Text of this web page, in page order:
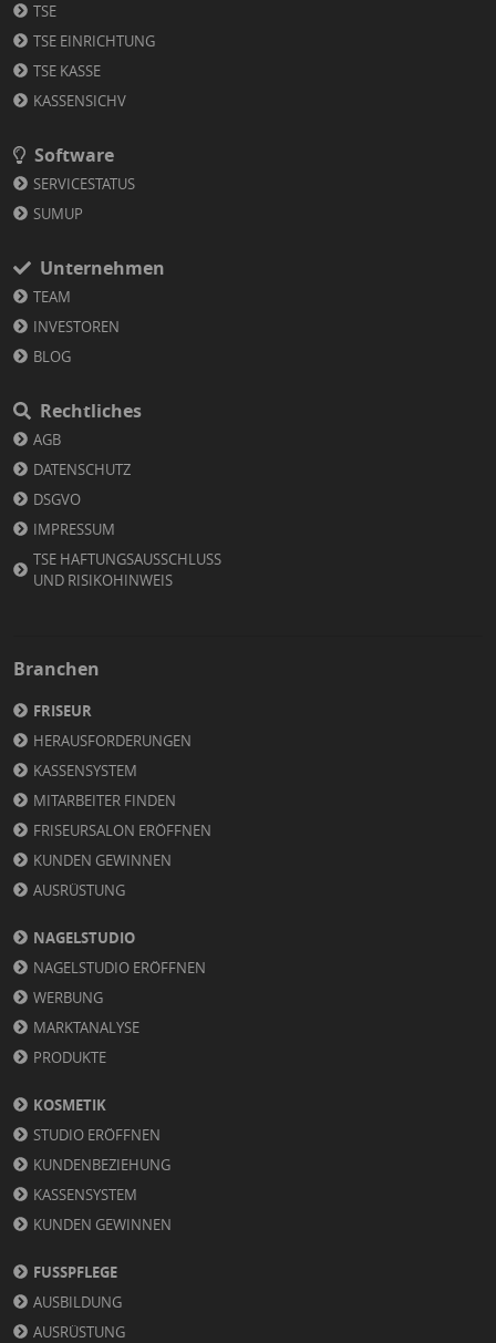
TSE
TSE EINRICHTUNG
TSE KASSE
KASSENSICHV
Software
SERVICESTATUS
SUMUP
Unternehmen
TEAM
INVESTOREN
BLOG
Rechtliches
AGB
DATENSCHUTZ
DSGVO
IMPRESSUM
TSE HAFTUNGSAUSSCHLUSS
UND RISIKOHINWEIS
Branchen
FRISEUR
HERAUSFORDERUNGEN
KASSENSYSTEM
MITARBEITER FINDEN
FRISEURSALON ERÖFFNEN
KUNDEN GEWINNEN
AUSRÜSTUNG
NAGELSTUDIO
NAGELSTUDIO ERÖFFNEN
WERBUNG
MARKTANALYSE
PRODUKTE
KOSMETIK
STUDIO ERÖFFNEN
KUNDENBEZIEHUNG
KASSENSYSTEM
KUNDEN GEWINNEN
FUSSPFLEGE
AUSBILDUNG
AUSRÜSTUNG